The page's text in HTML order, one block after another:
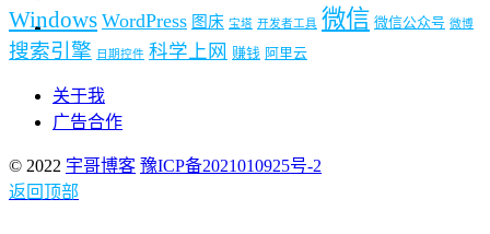
Windows WordPress 图床 宝塔 开发者工具 微信 微信公众号 微博
搜索引擎 日期控件 科学上网 赚钱 阿里云
关于我
广告合作
© 2022 宇哥博客 豫ICP备2021010925号-2
返回顶部